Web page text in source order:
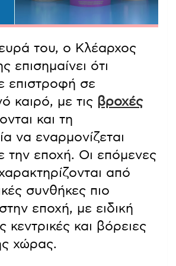
του, ο Κλέαρχος
επισημαίνει ότι
επιστροφή σε
καιρό, με τις βροχές
και τη
να εναρμονίζεται
την εποχή. Οι επόμενες
από
συνθήκες πιο
εποχή, με ειδική
κεντρικές και βόρειες
χώρας.